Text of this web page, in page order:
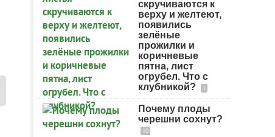
скручиваются к
верху и желтеют,
появились
зелёные
прожилки и
коричневые
пятна, лист
огрубел. Что с
клубникой?
1
Почему плоды
черешни сохнут?
10